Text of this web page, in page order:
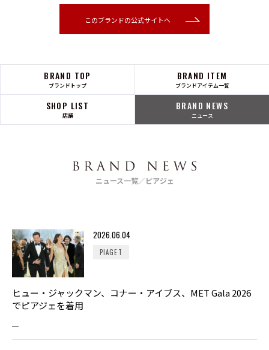
このブランドの公式サイトへ
BRAND TOP
ブランドトップ
BRAND ITEM
ブランドアイテム一覧
SHOP LIST
店舗
BRAND NEWS
ニュース
ニュース一覧／ピアジェ
2026.06.04
PIAGET
ヒュー・ジャックマン、コナー・アイブス、MET Gala 2026
でピアジェを着用